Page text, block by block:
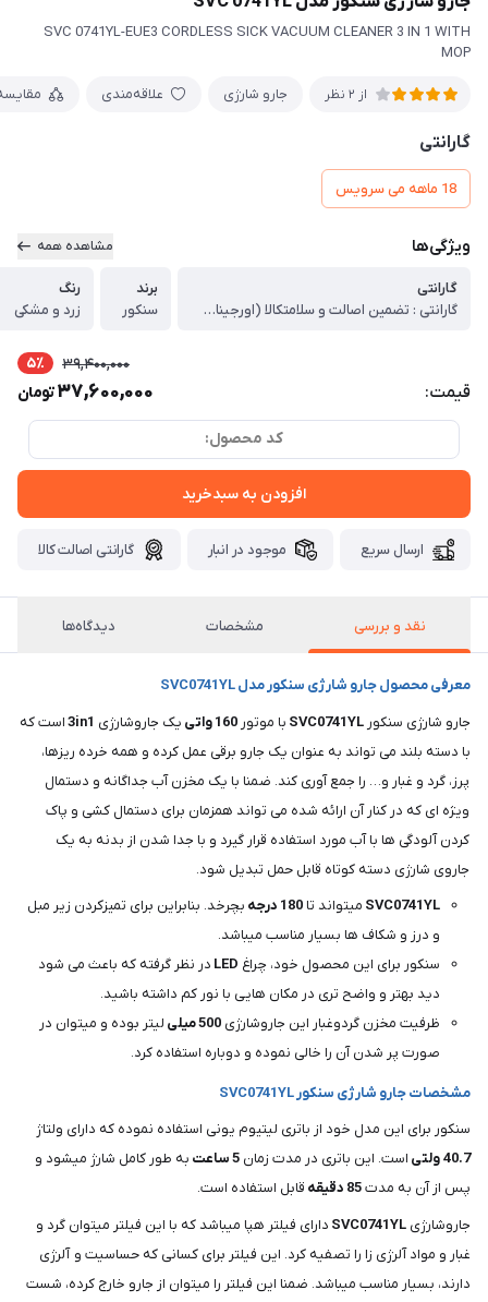
SVC 0741YL-EUE3 CORDLESS SICK VACUUM CLEANER 3 IN 1 WITH
MOP
از 2 نظر جارو شارژی علاقه‌مندی
گارانتی
18 ماهه می سرویس
ویژگی‌ها مشاهده همه
گارانتی
گارانتی : تضمین اصالت و سلامتکالا (اورجینال)
برند
سنکور
رنگ
زرد و مشکی
قیمت:
39,400,000 5٪
37,600,000تومان
کد محصول:
افزودن به سبدخرید
ارسال سریع موجود در انبار گارانتی اصالت کالا
نقد و بررسی مشخصات دیدگاه‌ها
معرفی محصول جارو شارژی سنکور مدل SVC0741YL
جارو شارژی سنکور SVC0741YL با موتور 160واتی یک جاروشارژی 3in1است که
با دسته بلند می تواند به عنوان یک جارو برقی عمل کرده و همه خرده ریزها،
پرز، گرد و غبار و… را جمع آوری کند. ضمنا با یک مخزن آب جداگانه و دستمال
ویژه ای که در کنار آن ارائه شده می تواند همزمان برای دستمال کشی و پاک
کردن آلودگی ها با آب مورد استفاده قرار گیرد و با جدا شدن از بدنه به یک
جاروی شارژی دسته کوتاه قابل حمل تبدیل شود.
SVC0741YL میتواند تا180 درجه بچرخد. بنابراین برای تمیزکردن زیر مبل
و درز و شکاف ها بسیار مناسب میباشد.
سنکور برای این محصول خود، چراغ LED در نظر گرفته که باعث می شود
دید بهتر و واضح تری در مکان هایی با نور کم داشته باشید.
ظرفیت مخزن گردوغبار این جاروشارژی500میلی لیتر بوده و میتوان در
صورت پر شدن آن را خالی نموده و دوباره استفاده کرد.
مشخصات جارو شارژی سنکور SVC0741YL
سنکور برای این مدل خود از باتری لیتیوم یونی استفاده نموده که دارای ولتاژ
40.7ولتی است. این باتری در مدت زمان 5ساعت به طور کامل شارژ میشود و
پس از آن به مدت85 دقیقه قابل استفاده است.
جاروشارژی SVC0741YL دارای فیلتر هپا میباشد که با این فیلتر میتوان گرد و
غبار و مواد آلرژی زا را تصفیه کرد. این فیلتر برای کسانی که حساسیت و آلرژی
دارند، بسیار مناسب میباشد. ضمنا این فیلتر را میتوان از جارو خارج کرده، شست